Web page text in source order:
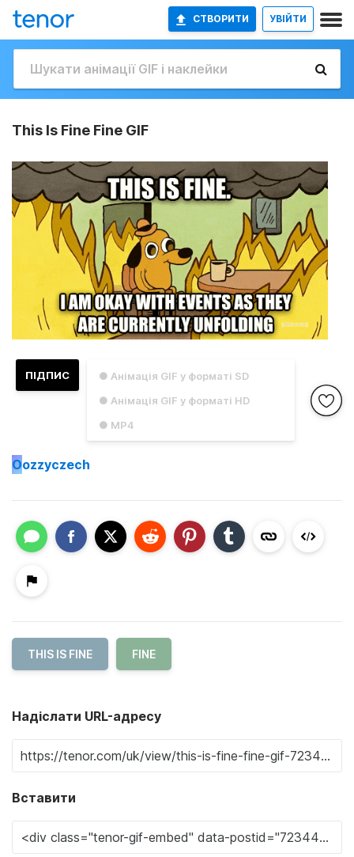
СТВОРИТИ УВІЙТИ
This Is Fine Fine GIF
● Анімація GIF у форматі SD
● Анімація GIF у форматі HD
● MP4
ПІДПИС
Oozzyczech
THIS IS FINE FINE
Надіслати URL-адресу
Вставити